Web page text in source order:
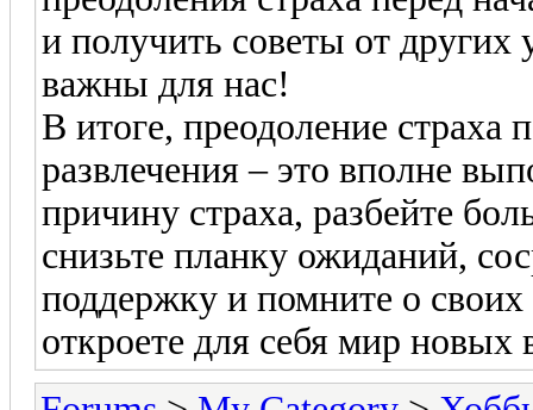
и получить советы от
важны для нас!
В итоге, преодоление страха
развлечения – это вполне
причину страха, разбейте
снизьте планку ожиданий,
поддержку и помните о
откроете для себя мир